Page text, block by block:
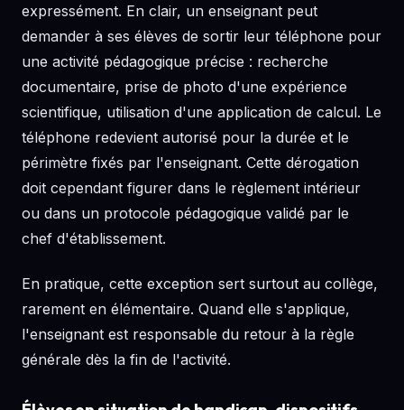
expressément. En clair, un enseignant peut
demander à ses élèves de sortir leur téléphone pour
une activité pédagogique précise : recherche
documentaire, prise de photo d'une expérience
scientifique, utilisation d'une application de calcul. Le
téléphone redevient autorisé pour la durée et le
périmètre fixés par l'enseignant. Cette dérogation
doit cependant figurer dans le règlement intérieur
ou dans un protocole pédagogique validé par le
chef d'établissement.
En pratique, cette exception sert surtout au collège,
rarement en élémentaire. Quand elle s'applique,
l'enseignant est responsable du retour à la règle
générale dès la fin de l'activité.